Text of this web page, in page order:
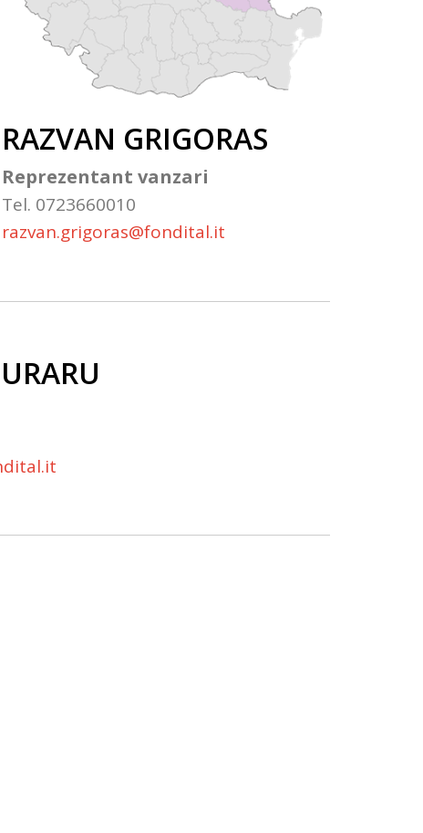
RAZVAN GRIGORAS
Reprezentant vanzari
Tel. 0723660010
razvan.grigoras@fondital.it